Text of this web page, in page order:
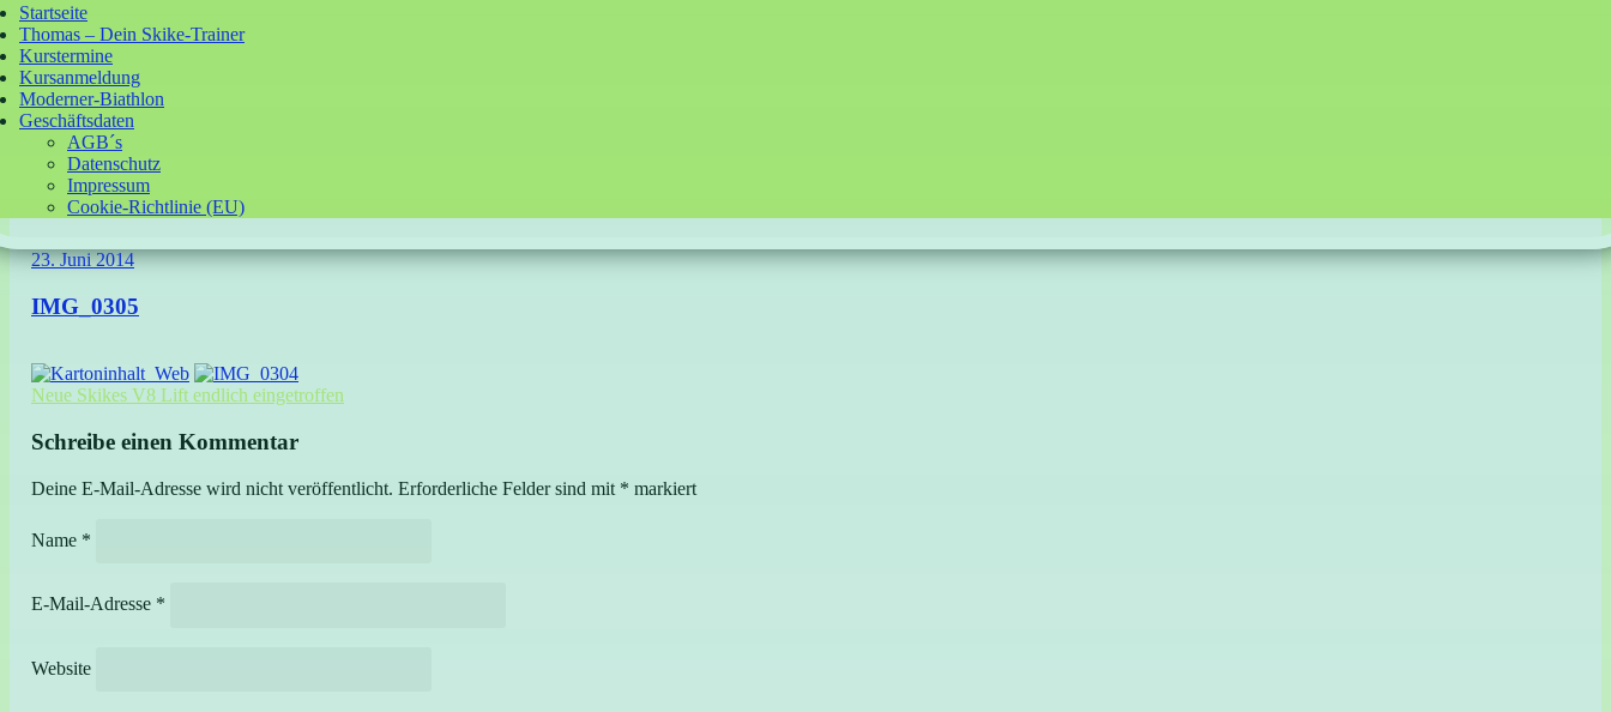
Startseite
Thomas – Dein Skike-Trainer
Kurstermine
Kursanmeldung
Moderner-Biathlon
Geschäftsdaten
AGB´s
Datenschutz
Impressum
Cookie-Richtlinie (EU)
23. Juni 2014
IMG_0305
Beitrag-
Neue Skikes V8 Lift endlich eingetroffen
Schreibe einen Kommentar
Deine E-Mail-Adresse wird nicht veröffentlicht. Erforderliche Felder sind mit * markiert
Name *
E-Mail-Adresse *
Website